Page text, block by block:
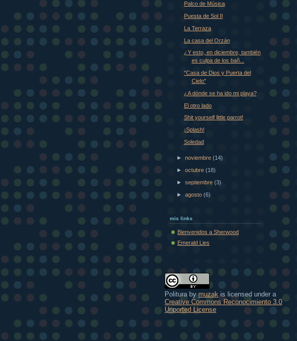
Palco de Música
Puesta de Sol II
La Terraza
La casa del Orzán
¿Y esto, en diciembre, también
es culpa de los bañ...
"Casa de Dios y Puerta del
Cielo"
¿A dónde se ha ido mi playa?
El otro lado
Shit yourself little parrot!
¡Splash!
Soledad
►noviembre(14)
►octubre(18)
►septiembre(3)
►agosto(6)
mis links
Bienvenidos a Sherwood
Emerald Lies
Polituraby muzakis licensed under a
Creative Commons Reconocimiento 3.0
Unported License